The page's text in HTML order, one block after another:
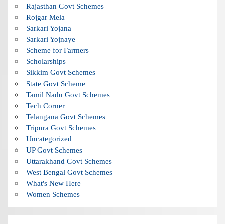
Rajasthan Govt Schemes
Rojgar Mela
Sarkari Yojana
Sarkari Yojnaye
Scheme for Farmers
Scholarships
Sikkim Govt Schemes
State Govt Scheme
Tamil Nadu Govt Schemes
Tech Corner
Telangana Govt Schemes
Tripura Govt Schemes
Uncategorized
UP Govt Schemes
Uttarakhand Govt Schemes
West Bengal Govt Schemes
What's New Here
Women Schemes